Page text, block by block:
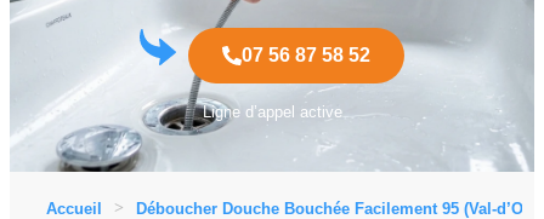
07 56 87 58 52
Ligne d’appel active
Accueil Déboucher Douche Bouchée Facilement 95 (Val-